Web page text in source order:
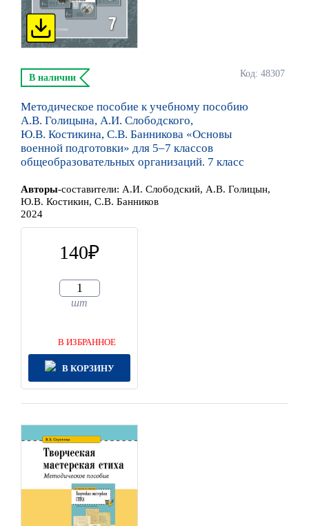
Код: 48307
В наличии
Методическое пособие к учебному пособию
А.В. Голицына, А.И. Слободского,
Ю.В. Костикина, С.В. Банникова «Основы
военной подготовки» для 5–7 классов
общеобразовательных организаций. 7 класс
Авторы-составители: А.И. Слободский, А.В. Голицын,
Ю.В. Костикин, С.В. Банников
2024
140
шт
В ИЗБРАННОЕ
В КОРЗИНУ